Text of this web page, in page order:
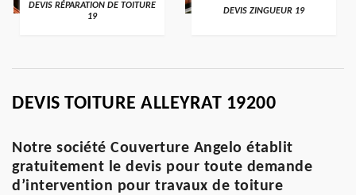
DEVIS RÉPARATION DE TOITURE
19
DEVIS ZINGUEUR 19
DEVIS TOITURE ALLEYRAT 19200
Notre société Couverture Angelo établit
gratuitement le devis pour toute demande
d’intervention pour travaux de toiture